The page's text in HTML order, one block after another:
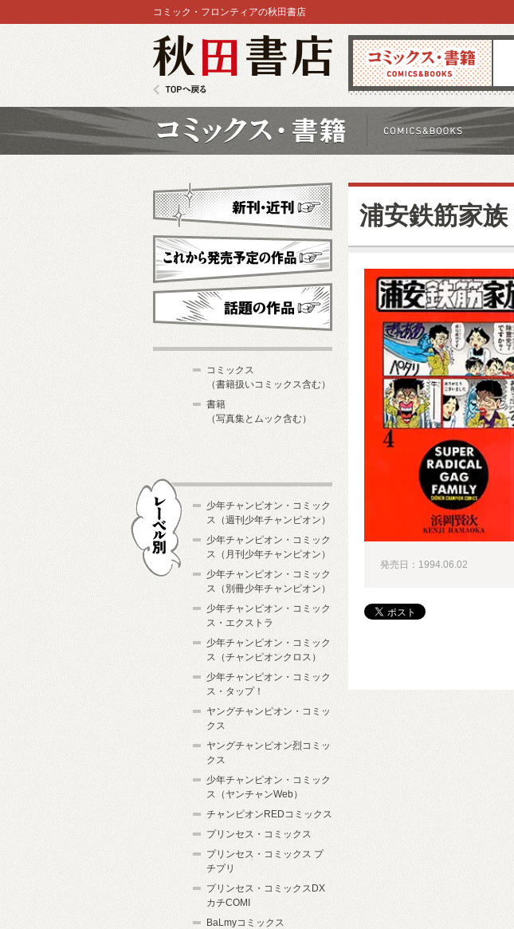
コミックス 雑誌
コミック・フロンティアの秋田書店
浦安鉄筋家族
発売日：1994.06.02
新刊・近刊
これから発売予定
コミックス
（書籍扱いコミックス含む）
書籍
（写真集とムック含む）
少年チャンピオン・コミック
ス（週刊少年チャンピオン）
少年チャンピオン・コミック
ス（月刊少年チャンピオン）
少年チャンピオン・コミック
ス（別冊少年チャンピオン）
少年チャンピオン・コミック
ス・エクストラ
少年チャンピオン・コミック
ス（チャンピオンクロス）
少年チャンピオン・コミック
ス・タップ！
ヤングチャンピオン・コミッ
クス
ヤングチャンピオン烈コミッ
クス
少年チャンピオン・コミック
ス（ヤンチャンWeb）
チャンピオンREDコミックス
プリンセス・コミックス
プリンセス・コミックス プ
チプリ
プリンセス・コミックスDX
カチCOMI
BaLmyコミックス